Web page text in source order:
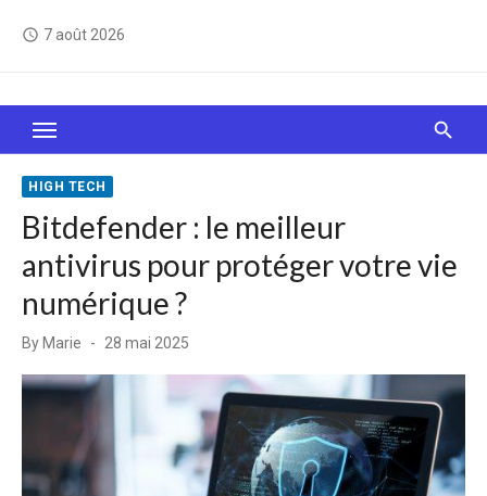
access_time 7 août 2026
Le Web, c'est comme une boîte de chocolats… On
sait jamais sur quoi on va tomber !
HIGH TECH
Bitdefender : le meilleur
antivirus pour protéger votre vie
numérique ?
By Marie
Posted
28 mai 2025